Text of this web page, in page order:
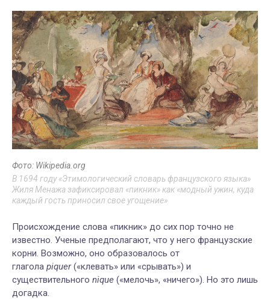
Фото: Wikipedia.org
В 1694 году «Этимологический словарь французского языка»
Жиля Менажа зафиксировал «пикник» как «модный ужин, куда
каждый гость приносил свое угощение»
Происхождение слова «пикник» до сих пор точно не
известно. Ученые предполагают, что у него французские
корни. Возможно, оно образовалось от
глагола piquer(«клевать» или «срывать») и
существительного nique («мелочь», «ничего»). Но это лишь
догадка.